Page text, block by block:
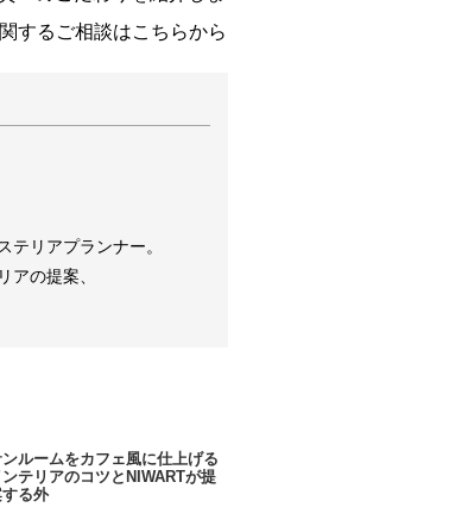
するご相談はこちらから
テリアプランナー。
アの提案、
ルームをカフェ風に仕上げる
ンテリアのコツとNIWARTが提
る外